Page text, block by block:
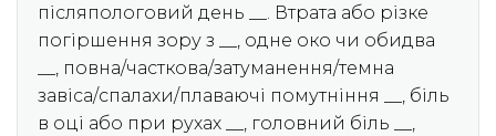
післяпологовий день __. Втрата або різке
погіршення зору з __, одне око чи обидва
__, повна/часткова/затуманення/темна
завіса/спалахи/плаваючі помутніння __, біль
в оці або при рухах __, головний біль __,